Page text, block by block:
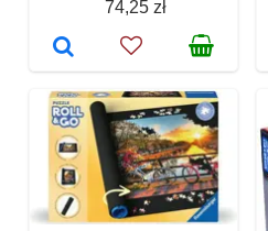
74,25 zł